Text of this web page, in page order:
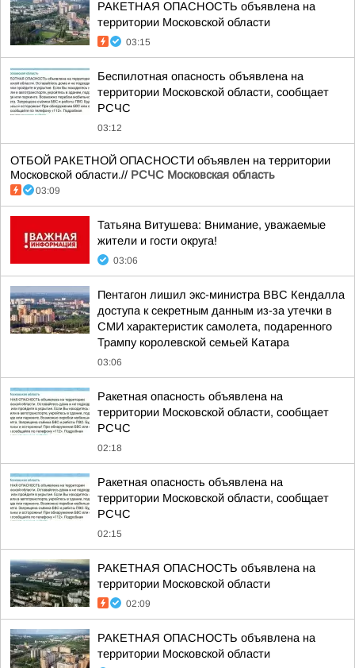
РАКЕТНАЯ ОПАСНОСТЬ объявлена на
территории Московской области
03:15
Беспилотная опасность объявлена на
территории Московской области, сообщает
РСЧС
03:12
ОТБОЙ РАКЕТНОЙ ОПАСНОСТИ объявлен на территории
Московской области.// РСЧС Московская область
03:09
Татьяна Витушева: Внимание, уважаемые
жители и гости округа!
03:06
Пентагон лишил экс-министра ВВС Кендалла
доступа к секретным данным из-за утечки в
СМИ характеристик самолета, подаренного
Трампу королевской семьей Катара
03:06
Ракетная опасность объявлена на
территории Московской области, сообщает
РСЧС
02:18
Ракетная опасность объявлена на
территории Московской области, сообщает
РСЧС
02:15
РАКЕТНАЯ ОПАСНОСТЬ объявлена на
территории Московской области
02:09
РАКЕТНАЯ ОПАСНОСТЬ объявлена на
территории Московской области